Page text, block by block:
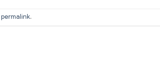
permalink.